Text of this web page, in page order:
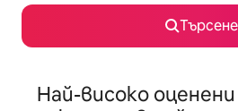
Търсене
Най-високо